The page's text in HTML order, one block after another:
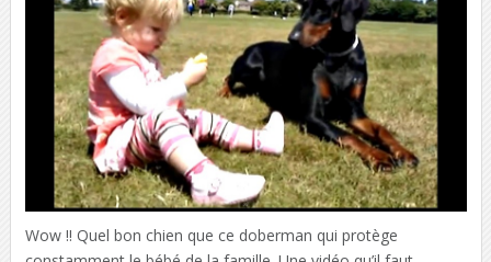
Wow !! Quel bon chien que ce doberman qui protège